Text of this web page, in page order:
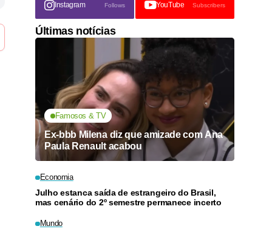
Instagram Follows YouTube Subscribers
Últimas notícias
Famosos & TV
Ex-bbb Milena diz que amizade com Ana
Paula Renault acabou
Economia
Julho estanca saída de estrangeiro do Brasil,
mas cenário do 2º semestre permanece incerto
Mundo